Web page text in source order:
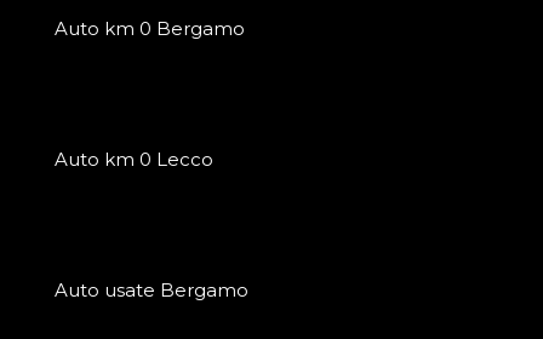
Auto km 0 Bergamo
Auto km 0 Lecco
Auto usate Bergamo